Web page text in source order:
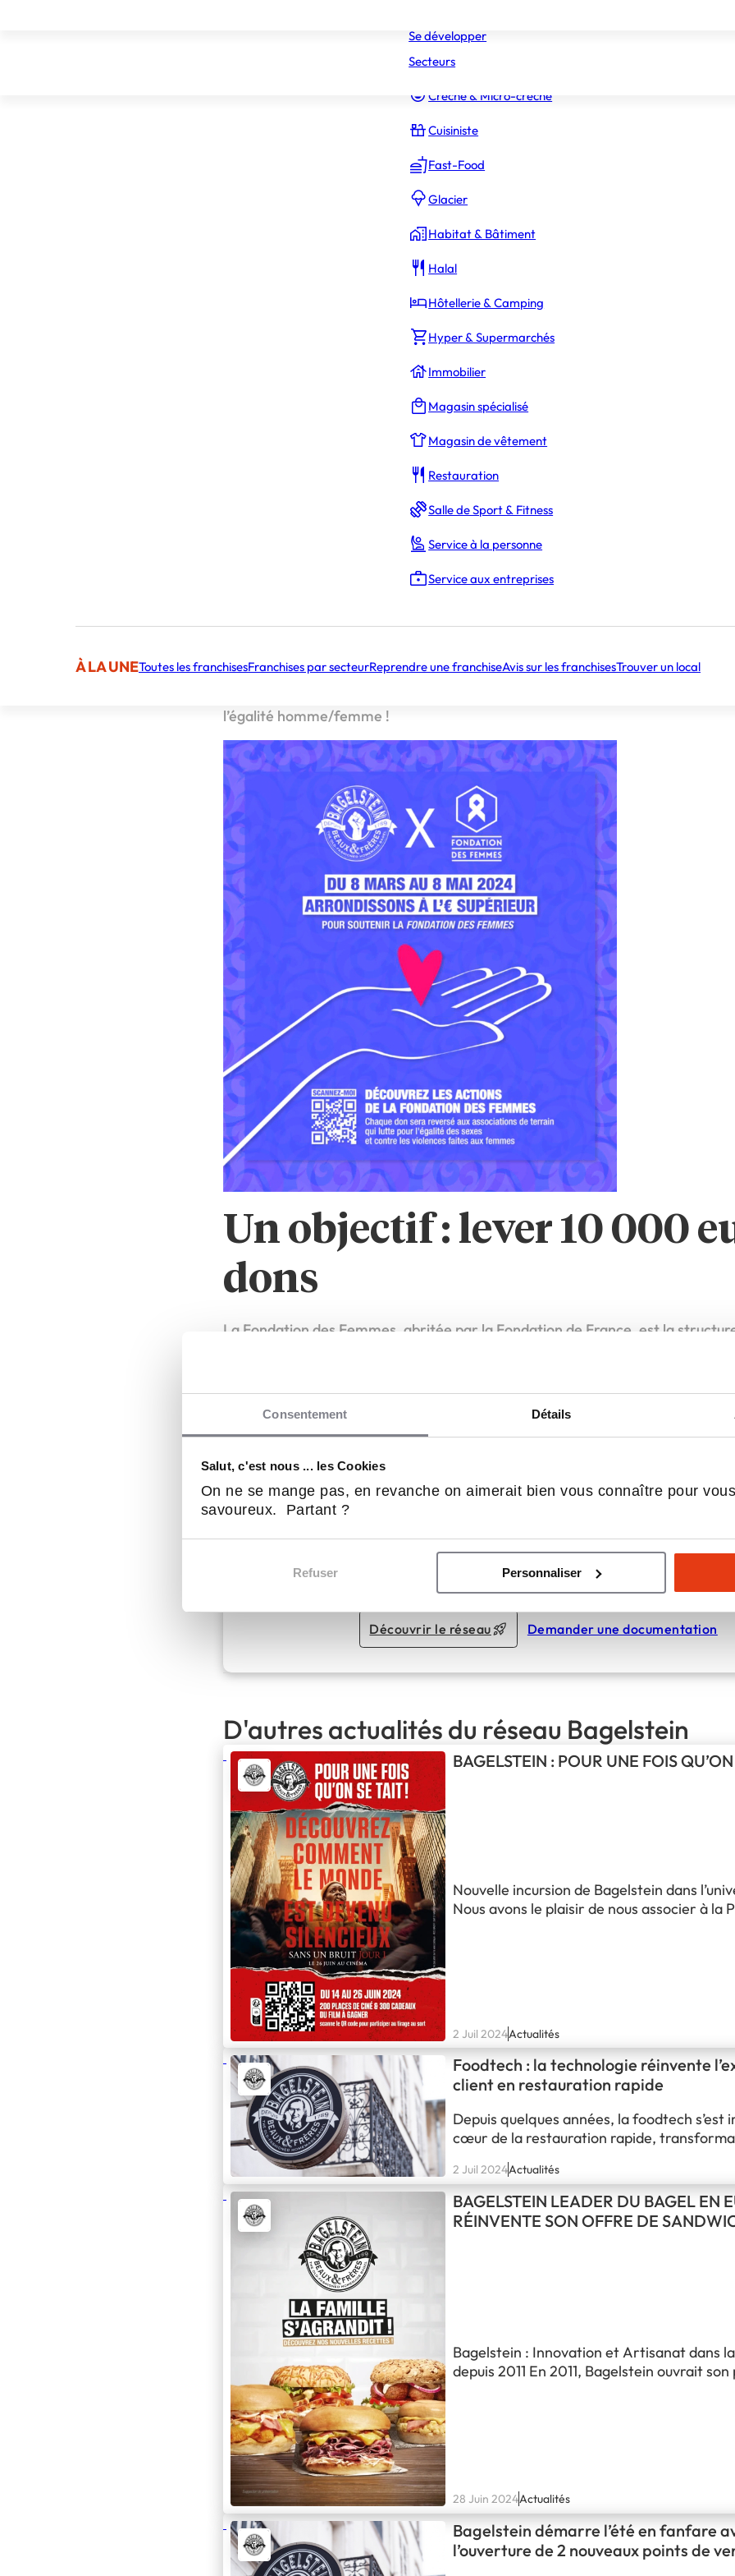
Consentement Détails
Salut, c'est nous ... les Cookies
On ne se mange pas, en revanche on aimerait bien vous connaître pour
savoureux. Partant ?
Refuser Personnaliser
Constructeur Piscines & Spas
Crèche & Micro-crèche
Cuisiniste
Fast-Food
Glacier
Habitat & Bâtiment
Halal
Hôtellerie & Camping
Hyper & Supermarchés
Immobilier
Magasin spécialisé
Magasin de vêtement
Restauration
Salle de Sport & Fitness
Service à la personne
Service aux entreprises
À LA UNEToutes les franchisesFranchises par secteurReprendre une franchiseAvis sur les franchisesTrouver un local
Se développer
Secteurs
Publié par Sibylle Pinochet
Fondation des Femmes et lance une campagne de dons du 8 mars au 8 mai
En passage en caisse, les clientsBagelsteinauront le choix d’arrondir leur
l’égalité homme/femme !
Un objectif : lever 10 000
dons
La Fondation des Femmes, abritée par la Fondation de France, est la
France pour la liberté et les Droits des Femmes et contre les violences dont
Grâce aux dons qu’elle reçoit, elle apporte un soutien financier, juridique et
à cette opération, Bagelstein espère collecter 10 000 euros de dons.
Devenez le prochain
Devenez Franchisé et Conquérissez le Monde de la Restauration
Apport personnel :50 000 €
Découvrir le réseau Demander une documentation
D'autres actualités du réseau Bagelstein
BAGELSTEIN : POUR UNE FOIS
Nouvelle incursion de Bagelstein dans
Nous avons le plaisir de nous associer à la
2 Juil 2024Actualités
Foodtech : la technologie réinvente
client en restauration rapide
Depuis quelques années, la foodtech s’est
cœur de la restauration rapide,
L’enseigne Bagelstein, fondée en 2011 par
Abecassis et Thierry Veil, illustre
transition du secteur vers le digital.
technologie façonne le monde de la…
2 Juil 2024Actualités
BAGELSTEIN LEADER DU BAGEL EN
RÉINVENTE SON OFFRE DE
Bagelstein : Innovation et Artisanat dans
depuis 2011 En 2011, Bagelstein ouvrait
28 Juin 2024Actualités
Bagelstein démarre l’été en fanfare
l’ouverture de 2 nouveaux points de